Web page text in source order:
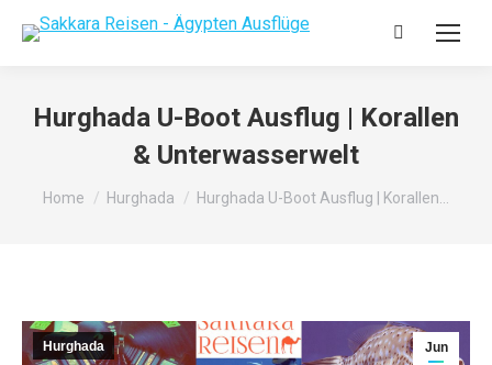
Hurghada U-Boot Ausflug | Korallen
& Unterwasserwelt
You are here:
Home Hurghada Hurghada U-Boot Ausflug | Korallen…
Jun
Hurghada